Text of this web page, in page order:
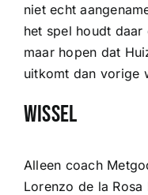
niet echt
het spel houdt
maar hopen dat
uitkomt dan vorige
Wissel
Alleen coach
Lorenzo de la